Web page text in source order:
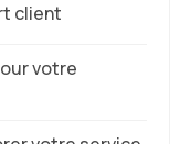
client
votre